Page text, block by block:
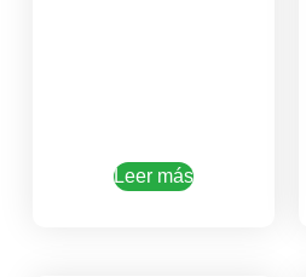
Leer más